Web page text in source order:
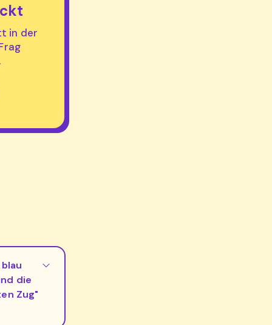
in der
die
Zug"